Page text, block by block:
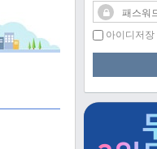
아이디저장